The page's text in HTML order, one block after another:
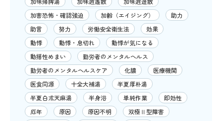
加害恐怖・確認強迫
加齢（エイジング）
助力
助言
努力 労働安全衛生法
効果
動悸
動悸・息切れ
動悸が気になる
動揺性めまい
勤労者のメンタルヘルス
勤労者のメンタルヘルスケア
化膿
医療機関
医食同源
十全大補湯
半夏厚朴湯
半夏白朮天麻湯
半身浴 単純作業
即効性
厄年
原因 原因不明
双極Ⅱ型障害